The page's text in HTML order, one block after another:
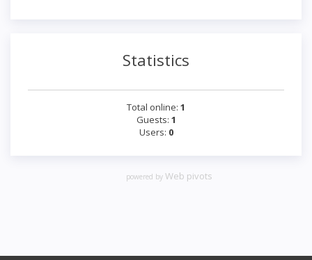
Statistics
Total online: 1
Guests: 1
Users: 0
powered by Web pivots